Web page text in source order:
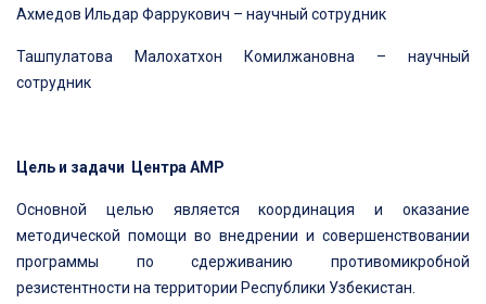
Ахмедов Ильдар Фаррукович – научный сотрудник
Ташпулатова Малохатхон Комилжановна – научный
сотрудник
Цель и задачи Центра АМР
Основной целью является координация и оказание
методической помощи во внедрении и совершенствовании
программы по сдерживанию противомикробной
резистентности на территории Республики Узбекистан.